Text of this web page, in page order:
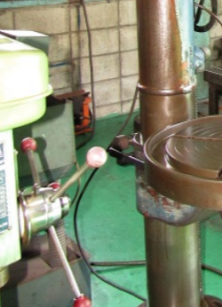
カテゴリー一覧
マシニング (8)
NCフライス盤 (4)
汎用フライス盤 (13)
NC旋盤 (6)
汎用旋盤 (14)
放電・ワイヤー (0)